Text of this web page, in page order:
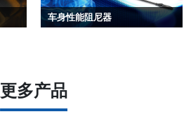
车身性能阻尼器
更多产品